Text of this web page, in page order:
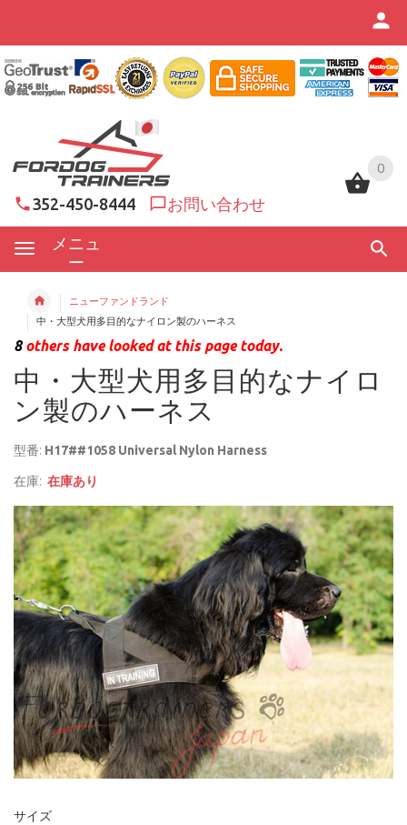
0
352-450-8444 お問い合わせ
メニュ
ー
0
ニューファンドランド
中・大型犬用多目的なナイロン製のハーネス
8others have looked at this page today.
中・大型犬用多目的なナイロ
ン製のハーネス
型番: H17##1058 Universal Nylon Harness
在庫: 在庫あり
サイズ